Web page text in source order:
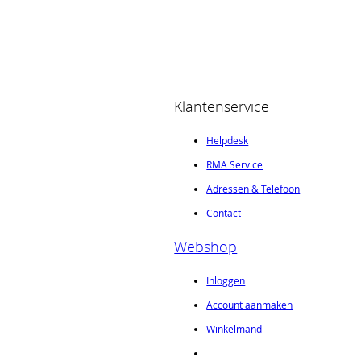
Klantenservice
Helpdesk
RMA Service
Adressen & Telefoon
Contact
Webshop
Inloggen
Account aanmaken
Winkelmand